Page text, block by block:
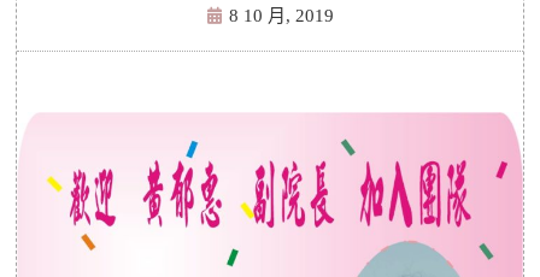
8 10 月, 2019